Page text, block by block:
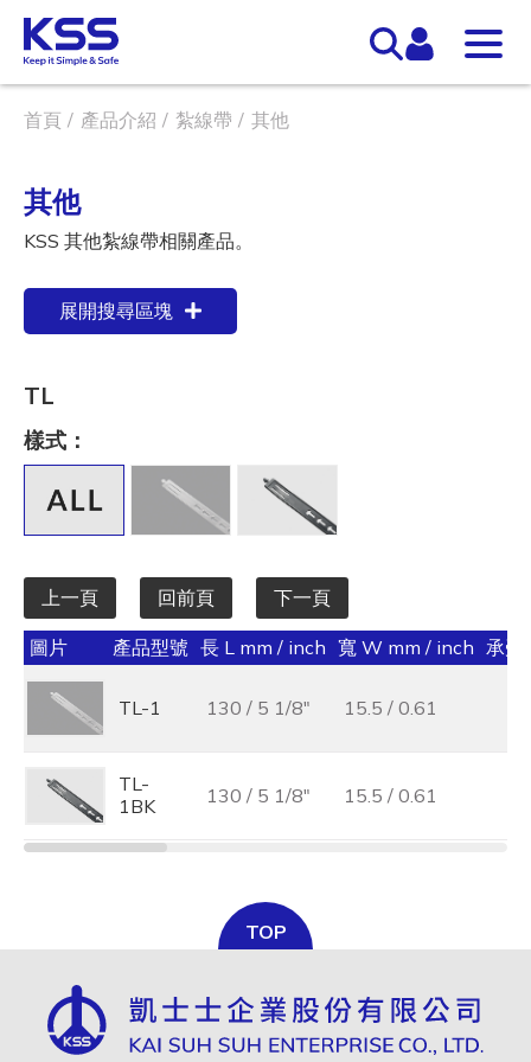
首頁 產品介紹 紮線帶 其他
其他
KSS 其他紮線帶相關產品。
展開搜尋區塊
TL
樣式：
上一頁 回前頁 下一頁
圖片 產品型號 長 L mm / inch 寬 W mm / inch 承受
TL-1 130 / 5 1/8" 15.5 / 0.61
TL-
1BK
130 / 5 1/8" 15.5 / 0.61
TOP